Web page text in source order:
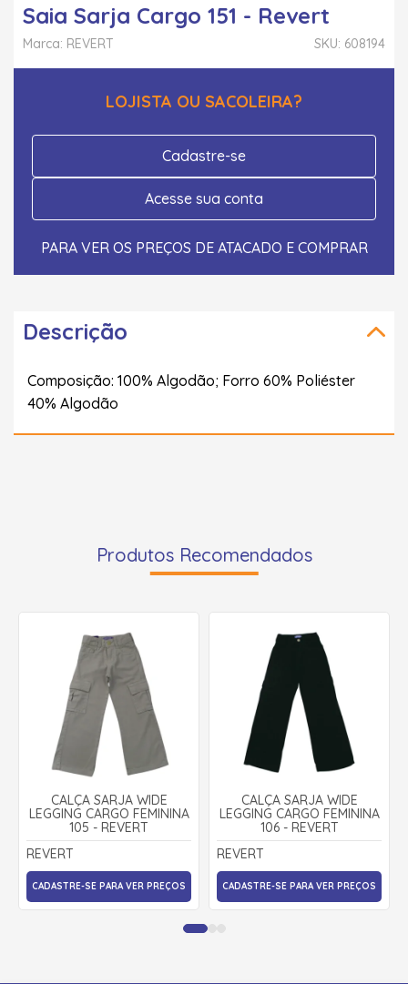
Saia Sarja Cargo 151 - Revert
SKU: 608194
Marca: REVERT
LOJISTA OU SACOLEIRA?
Cadastre-se
Acesse sua conta
PARA VER OS PREÇOS DE ATACADO E COMPRAR
Descrição
Composição: 100% Algodão; Forro 60% Poliéster
40% Algodão
Produtos Recomendados
CALÇA SARJA WIDE
LEGGING CARGO FEMININA
105 - REVERT
REVERT
CADASTRE-SE PARA VER PREÇOS
CALÇA SARJA WIDE
LEGGING CARGO FEMININA
106 - REVERT
REVERT
CADASTRE-SE PARA VER PREÇOS